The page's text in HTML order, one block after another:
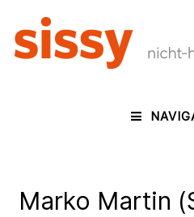
Marko Martin